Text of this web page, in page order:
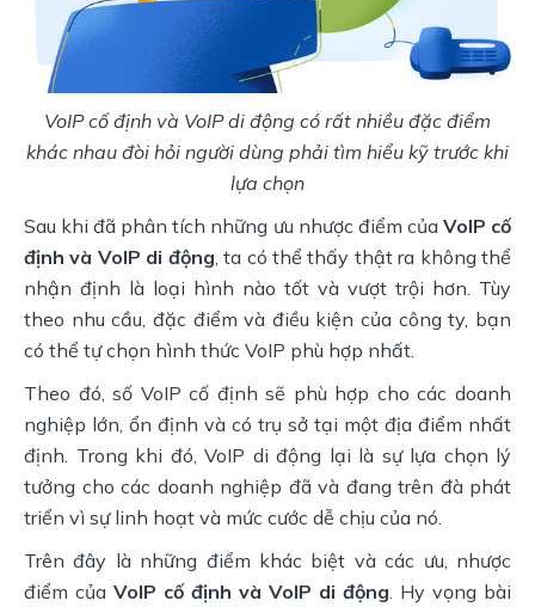
VoIP cố định và VoIP di động có rất nhiều đặc điểm
khác nhau đòi hỏi người dùng phải tìm hiểu kỹ trước khi
lựa chọn
Sau khi đã phân tích những ưu nhược điểm của VoIP cố
định và VoIP di động , ta có thể thấy thật ra không thể
nhận định là loại hình nào tốt và vượt trội hơn. Tùy
theo nhu cầu, đặc điểm và điều kiện của công ty, bạn
có thể tự chọn hình thức VoIP phù hợp nhất.
Theo đó, số VoIP cố định sẽ phù hợp cho các doanh
nghiệp lớn, ổn định và có trụ sở tại một địa điểm nhất
định. Trong khi đó, VoIP di động lại là sự lựa chọn lý
tưởng cho các doanh nghiệp đã và đang trên đà phát
triển vì sự linh hoạt và mức cước dễ chịu của nó.
Trên đây là những điểm khác biệt và các ưu, nhược
điểm của VoIP cố định và VoIP di động . Hy vọng bài